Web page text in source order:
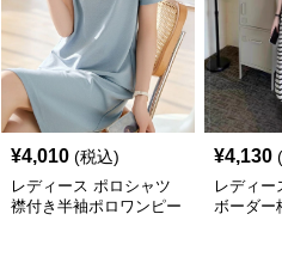
¥4,010 (税込)
レディース ポロシャツ
襟付き半袖ポロワンピー
¥4,130
レディー
ボーダー